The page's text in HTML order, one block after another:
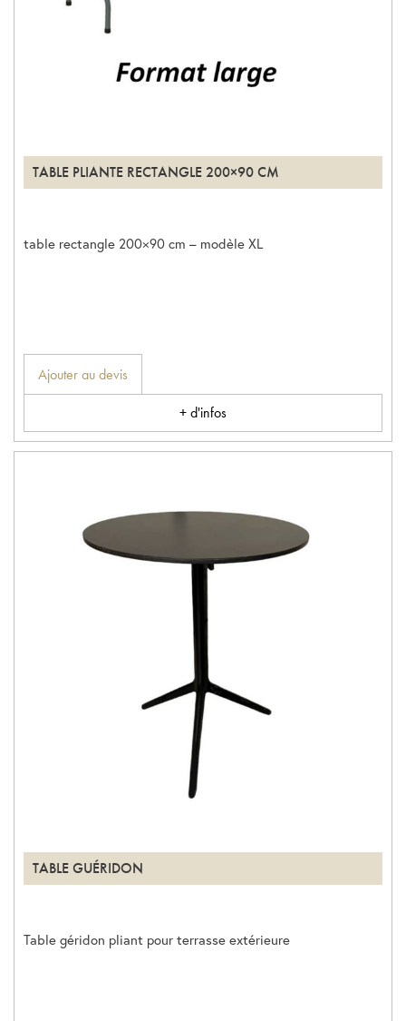
TABLE PLIANTE RECTANGLE 200×90 CM
table rectangle 200×90 cm – modèle XL
Ajouter au devis
+ d'infos
TABLE GUÉRIDON
Table géridon pliant pour terrasse extérieure